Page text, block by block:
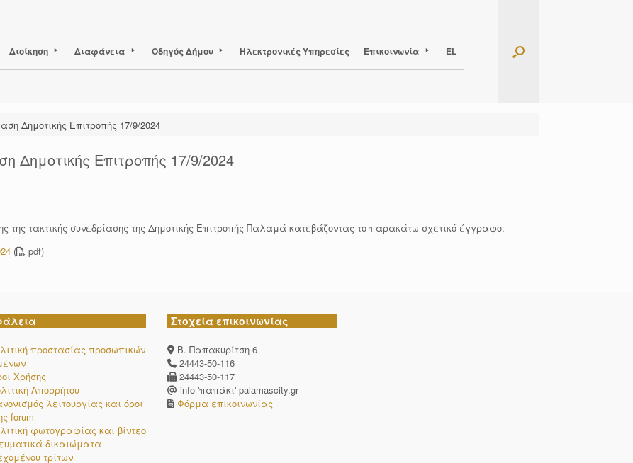
Διοίκηση Διαφάνεια Οδηγός Δήμου Ηλεκτρονικές Υπηρεσίες Επικοινωνία EL
Δημοτικής Επιτροπής 17/9/2024
Δημοτικής Επιτροπής 17/9/2024
της τακτικής συνεδρίασης της Δημοτικής Επιτροπής Παλαμά κατεβάζοντας τo παρακάτω σχετικό έγγραφο:
( pdf)
προστασίας προσωπικών
Χρήσης
Απορρήτου
λειτουργίας και όροι
forum
φωτογραφίας και βίντεο
δικαιώματα
τρίτων
Στοχεία επικοινωνίας
Β. Παπακυρίτση 6
24443-50-116
24443-50-117
info 'παπάκι' palamascity.gr
Φόρμα επικοινωνίας